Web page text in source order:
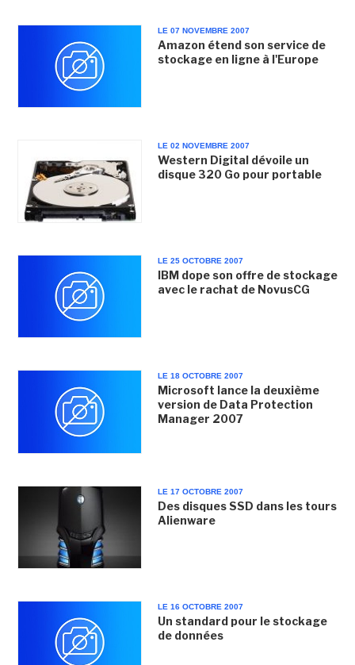
LE 07 NOVEMBRE 2007
Amazon étend son service de
stockage en ligne à l'Europe
LE 02 NOVEMBRE 2007
Western Digital dévoile un
disque 320 Go pour portable
LE 25 OCTOBRE 2007
IBM dope son offre de stockage
avec le rachat de NovusCG
LE 18 OCTOBRE 2007
Microsoft lance la deuxième
version de Data Protection
Manager 2007
LE 17 OCTOBRE 2007
Des disques SSD dans les tours
Alienware
LE 16 OCTOBRE 2007
Un standard pour le stockage
de données